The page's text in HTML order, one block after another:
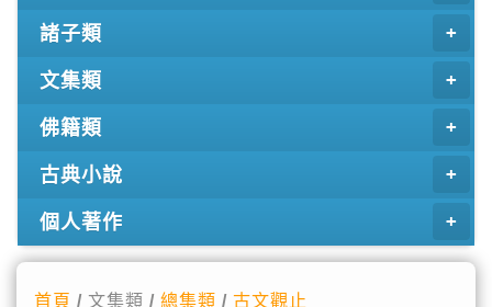
諸子類
文集類
佛籍類
古典小說
個人著作
首頁 / 文集類 /總集類 /古文觀止